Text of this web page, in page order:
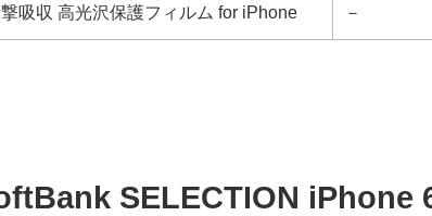
吸収 高光沢保護フィルム for iPhone －
SELECTION iPhone